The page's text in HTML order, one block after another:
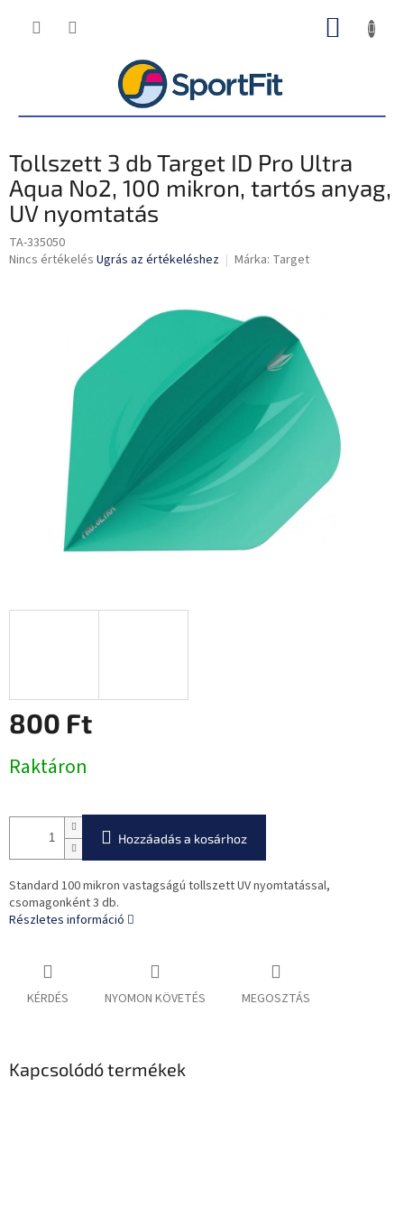
KOSÁR
Tollszett 3 db Target ID Pro Ultra
Aqua No2, 100 mikron, tartós anyag,
UV nyomtatás
TA-335050
A
Nincs értékelés Ugrás az értékeléshez Márka: Target
800 Ft
Raktáron
Hozzáadás a kosárhoz
Standard 100 mikron vastagságú tollszett UV nyomtatással,
csomagonként 3 db.
Részletes információ
KÉRDÉS NYOMON KÖVETÉS MEGOSZTÁS
Kapcsolódó termékek